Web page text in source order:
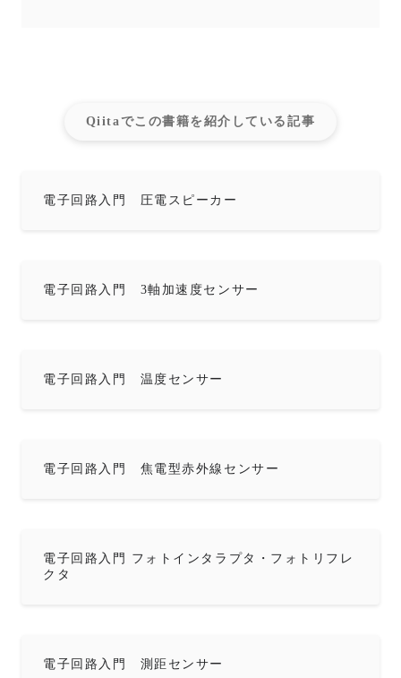
Qiitaでこの書籍を紹介している記事
電子回路入門 圧電スピーカー
電子回路入門 3軸加速度センサー
電子回路入門 温度センサー
電子回路入門 焦電型赤外線センサー
電子回路入門 フォトインタラプタ・フォトリフレ
クタ
電子回路入門 測距センサー